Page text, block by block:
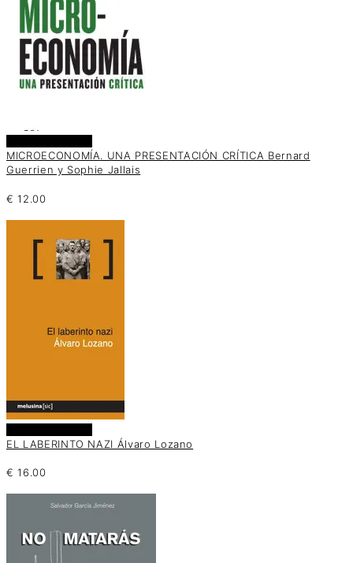
MICROECONOMÍA. UNA PRESENTACIÓN CRÍTICA Bernard
Guerrien y Sophie Jallais
€ 12.00
EL LABERINTO NAZI Álvaro Lozano
€ 16.00